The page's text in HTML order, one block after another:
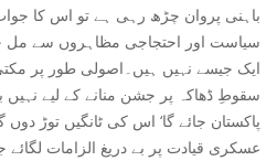
باہنی پروان چڑھ رہی ہے تو اس کا
سیاست اور احتجاجی مظاہروں سے مل
ایک جیسے نہیں ہیں۔اصولی طور پر
سقوطِ ڈھاکہ پر جشن منانے کے لیے نہیں
پاکستان جائے گا‘ اس کی ٹانگیں توڑ دوں
عسکری قیادت پر بے دریغ الزامات